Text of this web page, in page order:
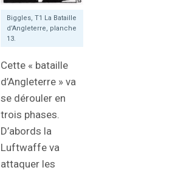
Biggles, T1 La Bataille
d’Angleterre, planche
13.
Cette « bataille
d’Angleterre » va
se dérouler en
trois phases.
D’abords la
Luftwaffe va
attaquer les